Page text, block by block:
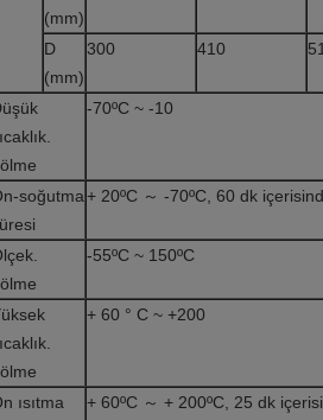
(mm)
D
(mm)
300 410
-70ºC ~ -10
soğutma+ 20ºC ～ -70ºC, 60 dk
-55ºC ~ 150ºC
+ 60 ° C ~ +200
ısıtma
+ 60ºC ～ + 200ºC, 25 dk